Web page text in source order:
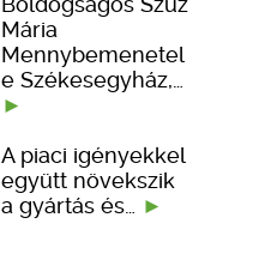
Mária
Mennybemenetel
e Székesegyház,…
A piaci igényekkel
együtt növekszik
a gyártás és…